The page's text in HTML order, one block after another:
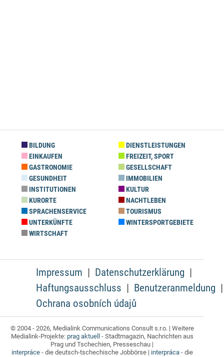
BILDUNG
DIENSTLEISTUNGEN
EINKAUFEN
FREIZEIT, SPORT
GASTRONOMIE
GESELLSCHAFT
GESUNDHEIT
IMMOBILIEN
INSTITUTIONEN
KULTUR
KURORTE
NACHTLEBEN
SPRACHENSERVICE
TOURISMUS
UNTERKÜNFTE
WINTERSPORTGEBIETE
WIRTSCHAFT
Impressum
Datenschutzerklärung
Haftungsausschluss
Benutzeranmeldung
Ochrana osobních údajů
© 2004 - 2026, Medialink Communications Consult s.r.o. | Weitere
Medialink-Projekte: prag aktuell - Stadtmagazin, Nachrichten aus
Prag und Tschechien, Presseschau |
interpráce- die deutsch-tschechische Jobbörse | interpráca- die